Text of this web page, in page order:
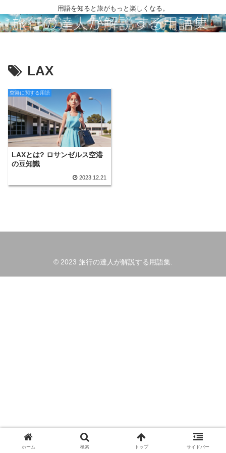
用語を知ると旅がもっと楽しくなる。
LAX
空港に関する用語
LAXとは? ロサンゼルス空港
の豆知識
2023.12.21
© 2023 旅行の達人が解説する用語集.
ホーム 検索 トップ サイドバー